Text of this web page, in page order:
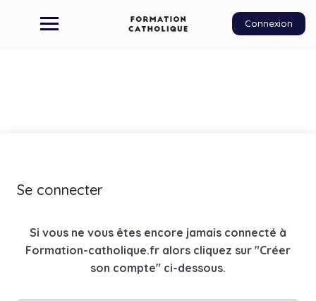
Connexion
Se connecter
Si vous ne vous êtes encore jamais connecté à
Formation-catholique.fr alors cliquez sur "Créer
son compte" ci-dessous.